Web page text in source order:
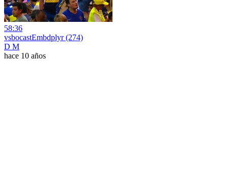
58:36
vsbocastEmbdplyr (274)
D M
hace 10 años